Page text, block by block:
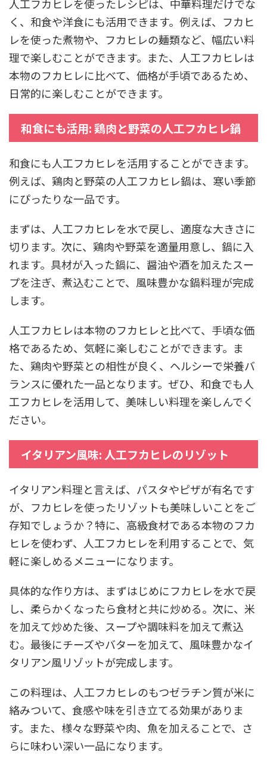
人工フカヒレを使ったレシピは、中華料理だけでな
く、和食や洋食にも活用できます。例えば、フカヒ
レを使った煮物や、フカヒレの麺類など、幅広い料
理で楽しむことができます。また、人工フカヒレは
本物のフカヒレに比べて、価格が手頃であるため、
日常的に楽しむことができます。
和食にも活用: 鶏肉と野菜の人工フカヒレ鍋
和食にも人工フカヒレを活用することができます。
例えば、鶏肉と野菜の人工フカヒレ鍋は、寒い季節
にぴったりな一品です。
まずは、人工フカヒレを水で戻し、適度な大きさに
切ります。次に、鶏肉や野菜を適量用意し、鍋に入
れます。具材が入った鍋に、醤油や酒を加えたスー
プを注ぎ、煮込むことで、風味豊かな鍋料理が完成
します。
人工フカヒレは本物のフカヒレと比べて、手頃な価
格であるため、気軽に楽しむことができます。ま
た、鶏肉や野菜との相性が良く、ヘルシーで栄養バ
ランスに優れた一品となります。ぜひ、和食でも人
工フカヒレを活用して、美味しい料理を楽しんでく
ださい。
イタリアン風味: 人工フカヒレのリゾット
イタリアン料理と言えば、パスタやピザが有名です
が、フカヒレを使ったリゾットも美味しいことをご
存知でしょうか？特に、高級食材である本物のフカ
ヒレを使わず、人工フカヒレを利用することで、気
軽に楽しめるメニューになります。
具体的な作り方は、まずはじめにフカヒレを水で戻
し、柔らかくなったら食材と共に炒める。次に、米
を加えて炒めた後、スープや調味料を加えて煮込
む。最後にチーズやバターを加えて、風味豊かなイ
タリアン風リゾットが完成します。
この料理は、人工フカヒレのもつゼラチン質が米に
絡みついて、食感や味を引き立てる効果がありま
す。また、様々な野菜や肉、魚を加えることで、さ
らに味わい深い一品になります。